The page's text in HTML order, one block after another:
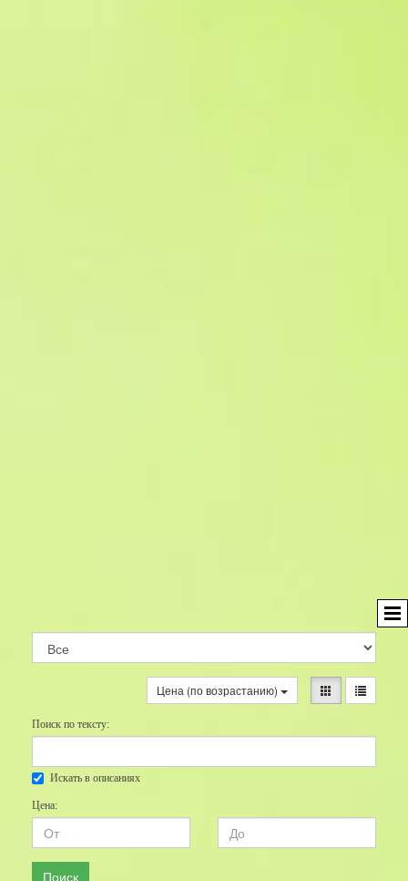
Цена (по возрастанию)
Поиск по тексту:
Искать в описаниях
Цена:
Поиск